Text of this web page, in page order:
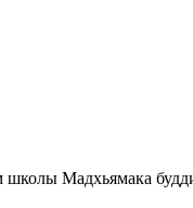
школы Мадхьямака